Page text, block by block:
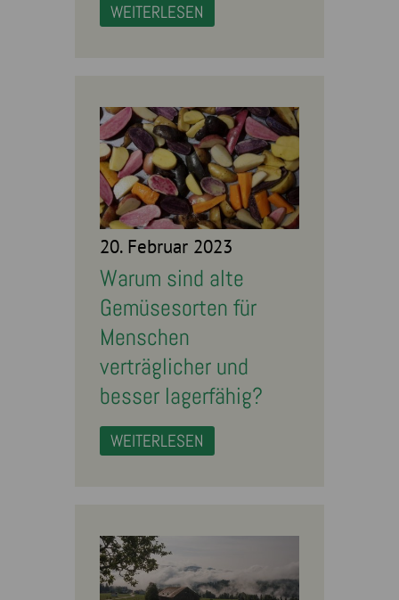
WEITERLESEN
20. Februar 2023
Warum sind alte
Gemüsesorten für
Menschen
verträglicher und
besser lagerfähig?
WEITERLESEN